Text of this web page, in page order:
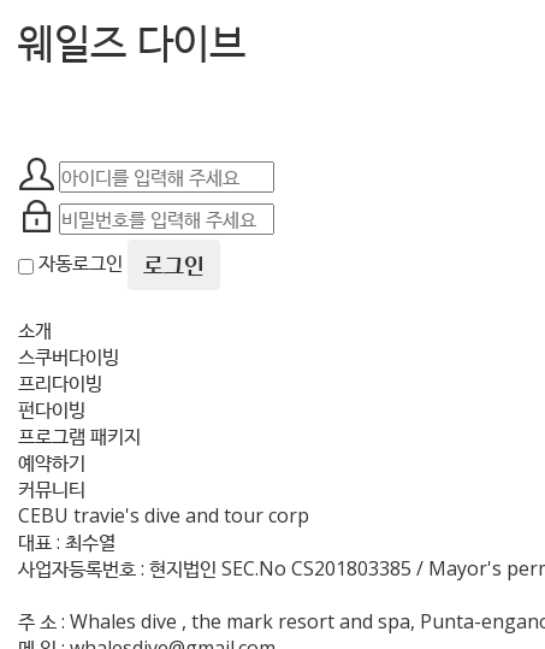
웨일즈 다이브
자동로그인 로그인
소개
스쿠버다이빙
프리다이빙
펀다이빙
프로그램 패키지
예약하기
커뮤니티
CEBU travie's dive and tour corp
대표 : 최수열
사업자등록번호 : 현지법인 SEC.No CS201803385 / Mayor's
주 소 : Whales dive , the mark resort and spa, Punta-